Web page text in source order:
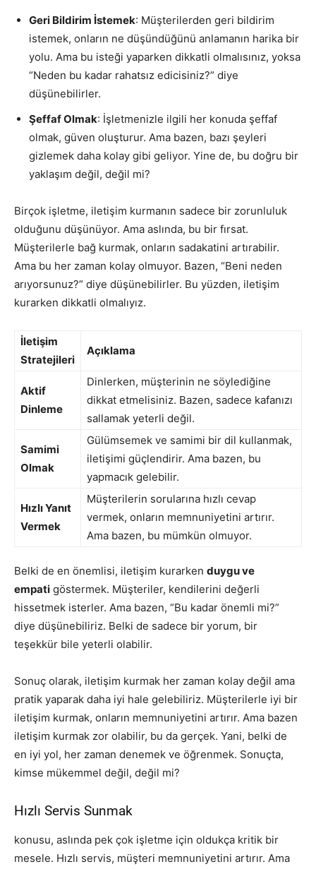
Geri Bildirim İstemek: Müşterilerden geri bildirim
istemek, onların ne düşündüğünü anlamanın harika bir
yolu. Ama bu isteği yaparken dikkatli olmalısınız, yoksa
“Neden bu kadar rahatsız edicisiniz?” diye
düşünebilirler.
Şeffaf Olmak: İşletmenizle ilgili her konuda şeffaf
olmak, güven oluşturur. Ama bazen, bazı şeyleri
gizlemek daha kolay gibi geliyor. Yine de, bu doğru bir
yaklaşım değil, değil mi?
Birçok işletme, iletişim kurmanın sadece bir zorunluluk
olduğunu düşünüyor. Ama aslında, bu bir fırsat.
Müşterilerle bağ kurmak, onların sadakatini artırabilir.
Ama bu her zaman kolay olmuyor. Bazen, “Beni neden
arıyorsunuz?” diye düşünebilirler. Bu yüzden, iletişim
kurarken dikkatli olmalıyız.
İletişim
Stratejileri
Açıklama
Aktif
Dinleme
Dinlerken, müşterinin ne söylediğine
dikkat etmelisiniz. Bazen, sadece kafanızı
sallamak yeterli değil.
Samimi
Olmak
Gülümsemek ve samimi bir dil kullanmak,
iletişimi güçlendirir. Ama bazen, bu
yapmacık gelebilir.
Hızlı Yanıt
Vermek
Müşterilerin sorularına hızlı cevap
vermek, onların memnuniyetini artırır.
Ama bazen, bu mümkün olmuyor.
Belki de en önemlisi, iletişim kurarken duygu ve
empati göstermek. Müşteriler, kendilerini değerli
hissetmek isterler. Ama bazen, “Bu kadar önemli mi?”
diye düşünebiliriz. Belki de sadece bir yorum, bir
teşekkür bile yeterli olabilir.
Sonuç olarak, iletişim kurmak her zaman kolay değil ama
pratik yaparak daha iyi hale gelebiliriz. Müşterilerle iyi bir
iletişim kurmak, onların memnuniyetini artırır. Ama bazen
iletişim kurmak zor olabilir, bu da gerçek. Yani, belki de
en iyi yol, her zaman denemek ve öğrenmek. Sonuçta,
kimse mükemmel değil, değil mi?
Hızlı Servis Sunmak
konusu, aslında pek çok işletme için oldukça kritik bir
mesele. Hızlı servis, müşteri memnuniyetini artırır. Ama